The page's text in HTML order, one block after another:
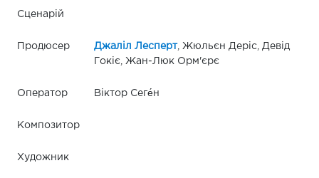
Сценарій
Продюсер Джаліл Лесперт, Жюльєн Деріс, Девід
Гокіє, Жан-Люк Орм'єрє
Оператор Віктор Сеге́н
Композитор
Художник